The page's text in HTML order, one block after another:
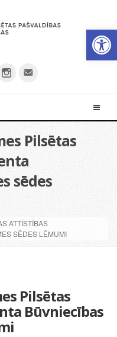
Pilsētas
sēdes
ATTĪSTĪBAS
SĒDES LĒMUMI
Pilsētas
Būvniecības